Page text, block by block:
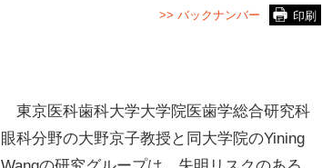
印刷
>> バックナンバー
東京医科歯科大学大学院医歯学総合研究科
眼科分野の大野京子教授と同大学院のYining